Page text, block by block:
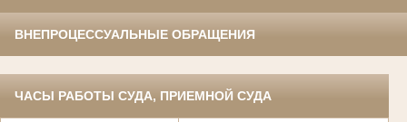
ВНЕПРОЦЕССУАЛЬНЫЕ ОБРАЩЕНИЯ
ЧАСЫ РАБОТЫ СУДА, ПРИЕМНОЙ СУДА